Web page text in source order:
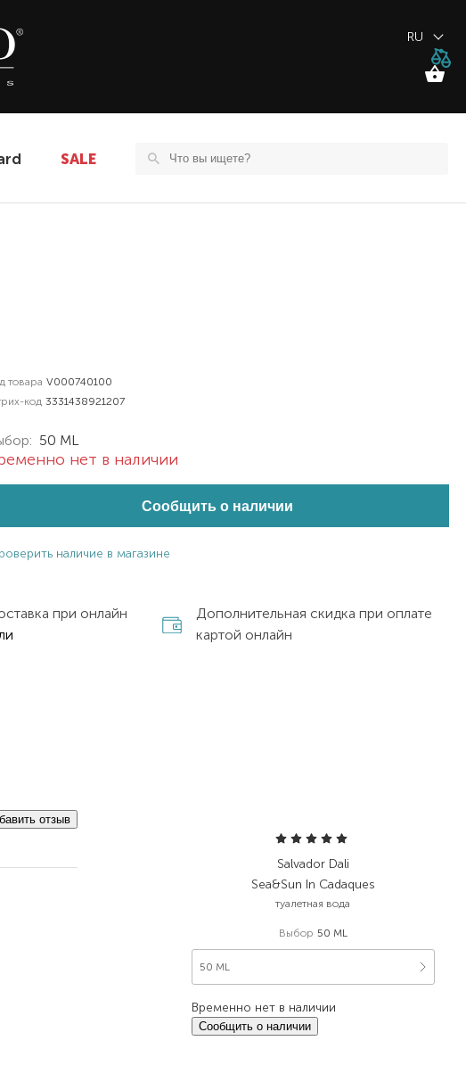
RU
SALE
товара V000740100
код 3331438921207
50 ML
нет в наличии
Сообщить о наличии
наличие в магазине
при онлайн
Дополнительная скидка при оплате
картой онлайн
отзыв
Salvador Dali
Sea&Sun In Cadaques
туалетная вода
Выбор 50 ML
50 ML
Временно нет в наличии
Сообщить о наличии